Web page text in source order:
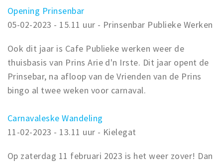
Opening Prinsenbar
05-02-2023 - 15.11 uur - Prinsenbar Publieke Werken
Ook dit jaar is Cafe Publieke werken weer de
thuisbasis van Prins Arie d'n Irste. Dit jaar opent de
Prinsebar, na afloop van de Vrienden van de Prins
bingo al twee weken voor carnaval.
Carnavaleske Wandeling
11-02-2023 - 13.11 uur - Kielegat
Op zaterdag 11 februari 2023 is het weer zover! Dan